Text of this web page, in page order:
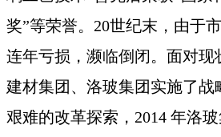
奖”等荣誉。20世纪末，由于
连年亏损，濒临倒闭。面对现
建材集团、洛玻集团实施了战
艰难的改革探索，2014 年洛